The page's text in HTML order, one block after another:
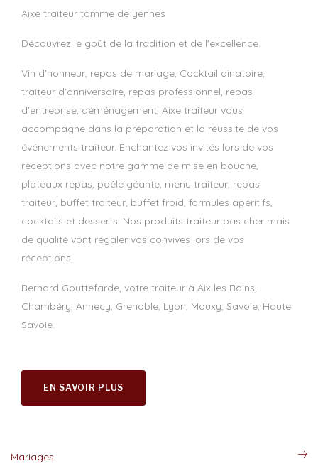
aixe traiteur tomme de yennes
Découvrez le goût de la tradition et de l'excellence.
Vin d'honneur, repas de mariage, Cocktail dinatoire,
traiteur d'anniversaire, repas professionnel, repas
d'entreprise, déménagement, Aixe traiteur vous
accompagne dans la préparation et la réussite de vos
événements traiteur. Enchantez vos invités lors de vos
réceptions avec notre gamme de mise en bouche,
plateaux repas, poêle géante, menu traiteur, repas
traiteur, buffet traiteur, buffet froid, formules apéritifs,
cocktails et desserts. Nos produits traiteur pas cher mais
de qualité vont régaler vos convives lors de vos
réceptions.
Bernard Gouttefarde, votre traiteur à Aix les Bains,
Chambéry, Annecy, Grenoble, Lyon, Mouxy, Savoie, Haute
Savoie.
EN SAVOIR PLUS
Mariages